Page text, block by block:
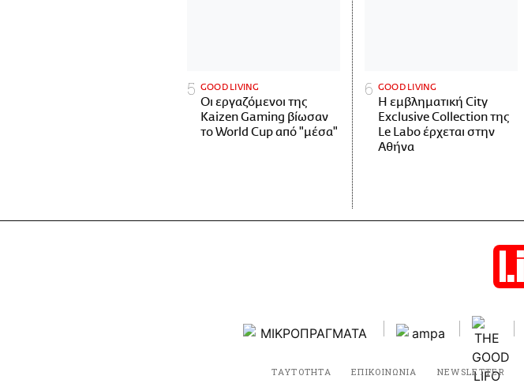
GOOD LIVING
Οι εργαζόμενοι της
Kaizen Gaming βίωσαν
το World Cup από "μέσα"
GOOD LIVING
Η εμβληματική City
Exclusive Collection της
Le Labo έρχεται στην
Αθήνα
ΤΑΥΤΟΤΗΤΑ ΕΠΙΚΟΙΝΩΝΙΑ NEWSLETTER